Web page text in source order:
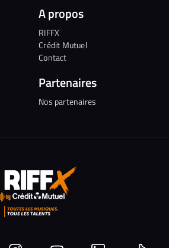
A propos
RIFFX
Crédit Mutuel
Contact
Partenaires
Nos partenaires